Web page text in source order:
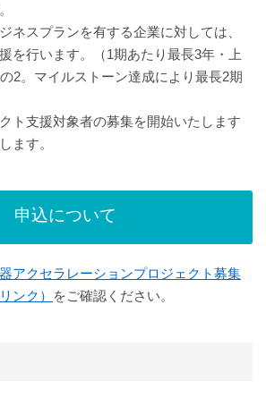
ネスプランを有する企業に対しては、
を行います。（1期あたり最長3年・上
2。マイルストーン達成により最長2期
ト支援対象者の募集を開始いたします
ます。
申込について
アクセラレーションプロジェクト募集
ンク）
をご確認ください。